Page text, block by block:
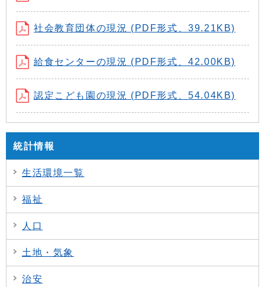
社会教育団体の現況 (PDF形式、39.21KB)
給食センターの現況 (PDF形式、42.00KB)
認定こども園の現況 (PDF形式、54.04KB)
統計情報
生活環境一覧
福祉
人口
土地・気象
治安